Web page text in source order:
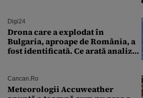
Digi24
Drona care a explodat în
Bulgaria, aproape de România, a
fost identificată. Ce arată analiza
Cancan.ro
Meteorologii Accuweather